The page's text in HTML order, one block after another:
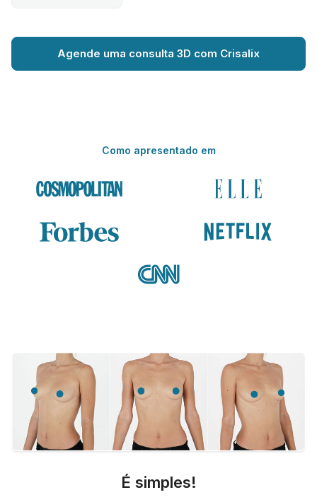
Agende uma consulta 3D com Crisalix
Como apresentado em
É simples!